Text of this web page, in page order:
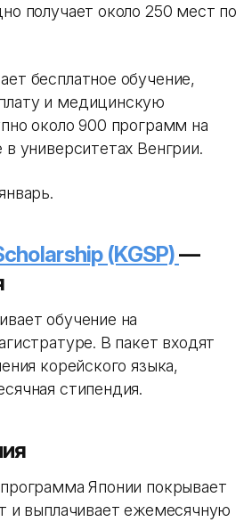
получает около 250 мест по
бесплатное обучение,
и медицинскую
около 900 программ на
в университетах Венгрии.
(KGSP)—
обучение на
В пакет входят
корейского языка,
стипендия.
Японии покрывает
и выплачивает ежемесячную